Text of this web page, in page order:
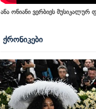
ანა ონიანი ვერბიეს მუსიკალურ
ქრონიკები